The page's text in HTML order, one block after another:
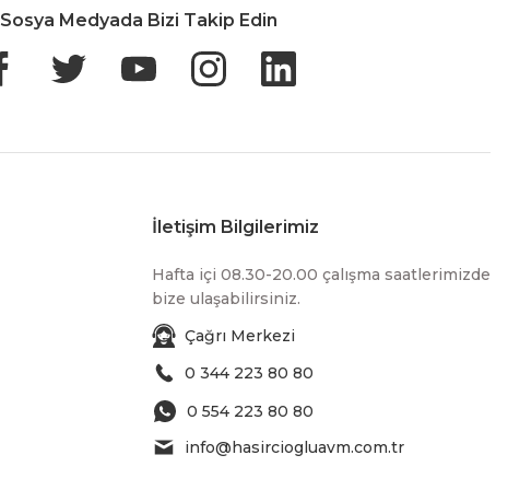
Sosya Medyada Bizi Takip Edin
İletişim Bilgilerimiz
Hafta içi 08.30-20.00 çalışma saatlerimizde
bize ulaşabilirsiniz.
Çağrı Merkezi
0 344 223 80 80
0 554 223 80 80
info@hasirciogluavm.com.tr